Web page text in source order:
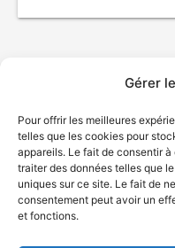
Gérer
Pour offrir les meilleures
telles que les cookies pour
appareils. Le fait de consentir
traiter des données telles que
uniques sur ce site. Le fait de
consentement peut avoir un
et fonctions.